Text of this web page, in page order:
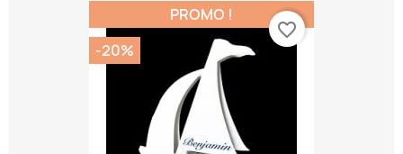
PROMO !
-20%
favorite_border